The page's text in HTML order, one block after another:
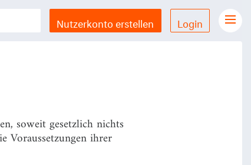
Nutzerkonto erstellen Login
Gesetze Übersicht
Feedback & Support
soweit gesetzlich nichts
Voraussetzungen ihrer